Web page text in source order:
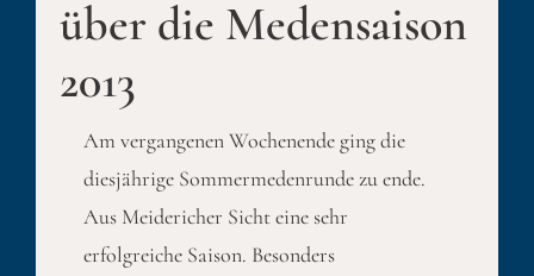
über die Medensaison
2013
Am vergangenen Wochenende ging die
diesjährige Sommermedenrunde zu ende.
Aus Meidericher Sicht eine sehr
erfolgreiche Saison. Besonders